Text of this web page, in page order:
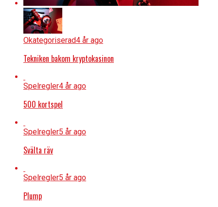
Okategoriserad4 år ago
Tekniken bakom kryptokasinon
Spelregler4 år ago
500 kortspel
Spelregler5 år ago
Svälta räv
Spelregler5 år ago
Plump